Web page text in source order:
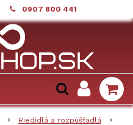
0907 800 441
Riedidlá a rozpúšťadlá